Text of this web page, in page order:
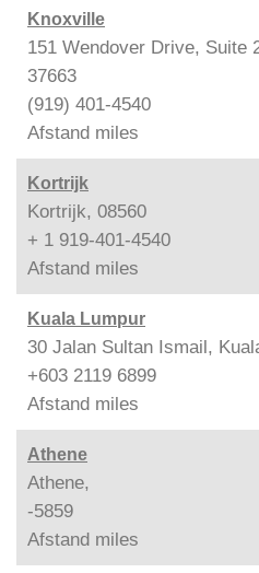
Knoxville
151 Wendover Drive, Suite
37663
(919) 401-4540
Afstand miles
Kortrijk
Kortrijk, 08560
+ 1 919-401-4540
Afstand miles
Kuala Lumpur
30 Jalan Sultan Ismail,
+603 2119 6899
Afstand miles
Athene
Athene,
-5859
Afstand miles